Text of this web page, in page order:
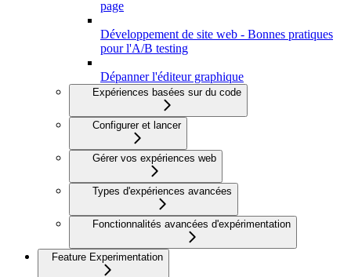
page
Développement de site web - Bonnes pratiques
pour l'A/B testing
Dépanner l'éditeur graphique
Expériences basées sur du code
Configurer et lancer
Gérer vos expériences web
Types d'expériences avancées
Fonctionnalités avancées d'expérimentation
Feature Experimentation